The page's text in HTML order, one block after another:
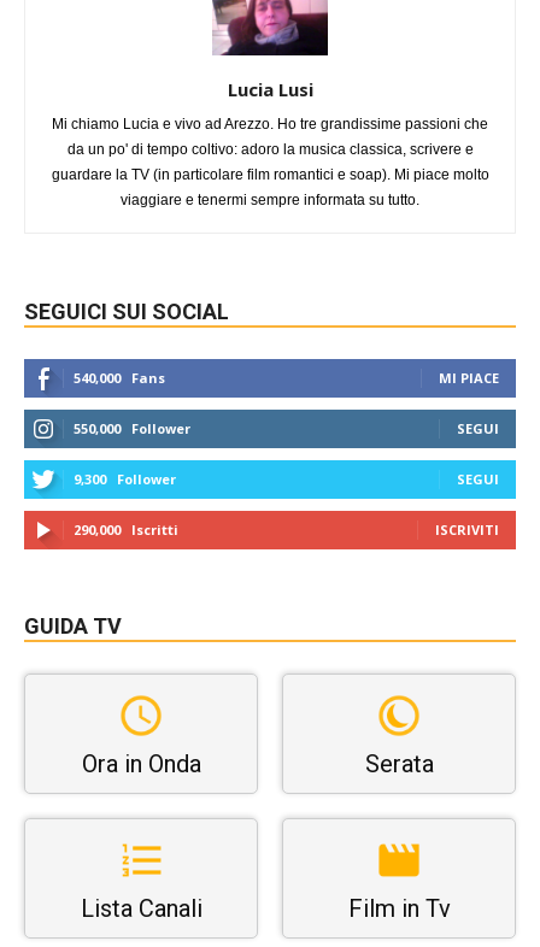
Lucia Lusi
Mi chiamo Lucia e vivo ad Arezzo. Ho tre grandissime passioni che
da un po' di tempo coltivo: adoro la musica classica, scrivere e
guardare la TV (in particolare film romantici e soap). Mi piace molto
viaggiare e tenermi sempre informata su tutto.
SEGUICI SUI SOCIAL
540,000 Fans MI PIACE
550,000 Follower SEGUI
9,300 Follower SEGUI
290,000 Iscritti ISCRIVITI
GUIDA TV
Ora in Onda Serata
Lista Canali Film in Tv